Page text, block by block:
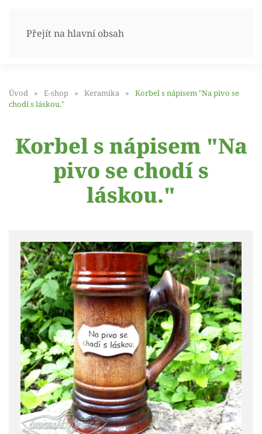
Přejít na hlavní obsah
Úvod E-shop Keramika
Korbel s nápisem "Na pivo se
chodí s láskou."
Korbel s nápisem "Na
pivo se chodí s
láskou."